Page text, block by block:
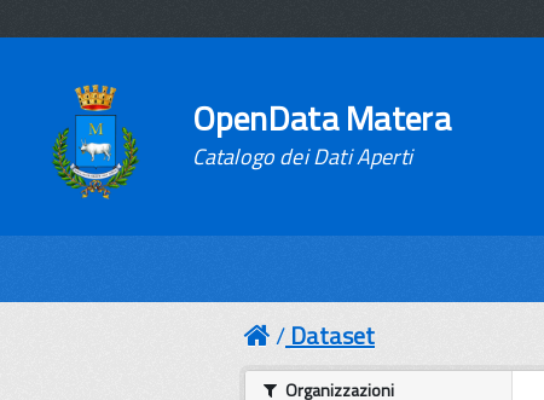
OpenData Matera
Catalogo dei Dati Aperti
Dataset
Organizzazioni